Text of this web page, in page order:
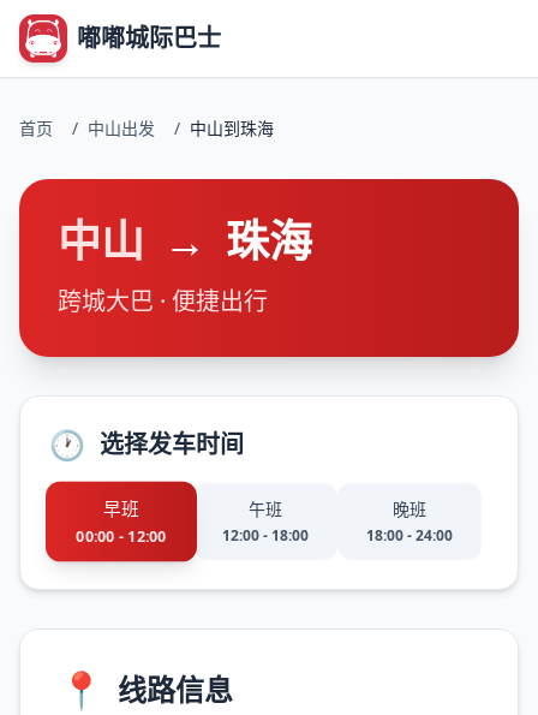
嘟嘟城际巴士
首页 / 中山出发 / 中山到珠海
中山 → 珠海
跨城大巴 · 便捷出行
🕐 选择发车时间
早班
00:00 - 12:00
午班
12:00 - 18:00
晚班
18:00 - 24:00
📍 线路信息